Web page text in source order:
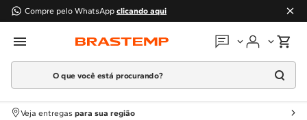
Compre pelo WhatsApp clicando aqui
Em que podemos
O que você está procurando?
Termos mais buscados
Veja entregas para sua região